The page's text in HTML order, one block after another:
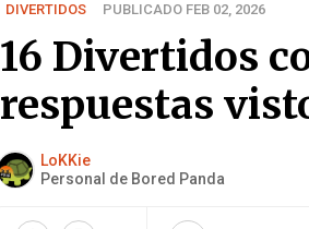
DIVERTIDOS PUBLICADO FEB 02, 2026
16 Divertidos
respuestas
LoKKie
Personal de Bored Panda